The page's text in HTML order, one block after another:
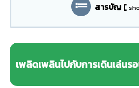
สารบัญ [
เพลิดเพลินไปกับการเดินเล่นร